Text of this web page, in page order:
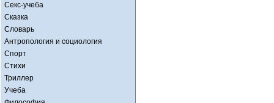
Секс-учеба
Сказка
Словарь
Антропология и социология
Спорт
Стихи
Триллер
Учеба